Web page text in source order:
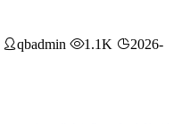
qbadmin 1.1K
2026-